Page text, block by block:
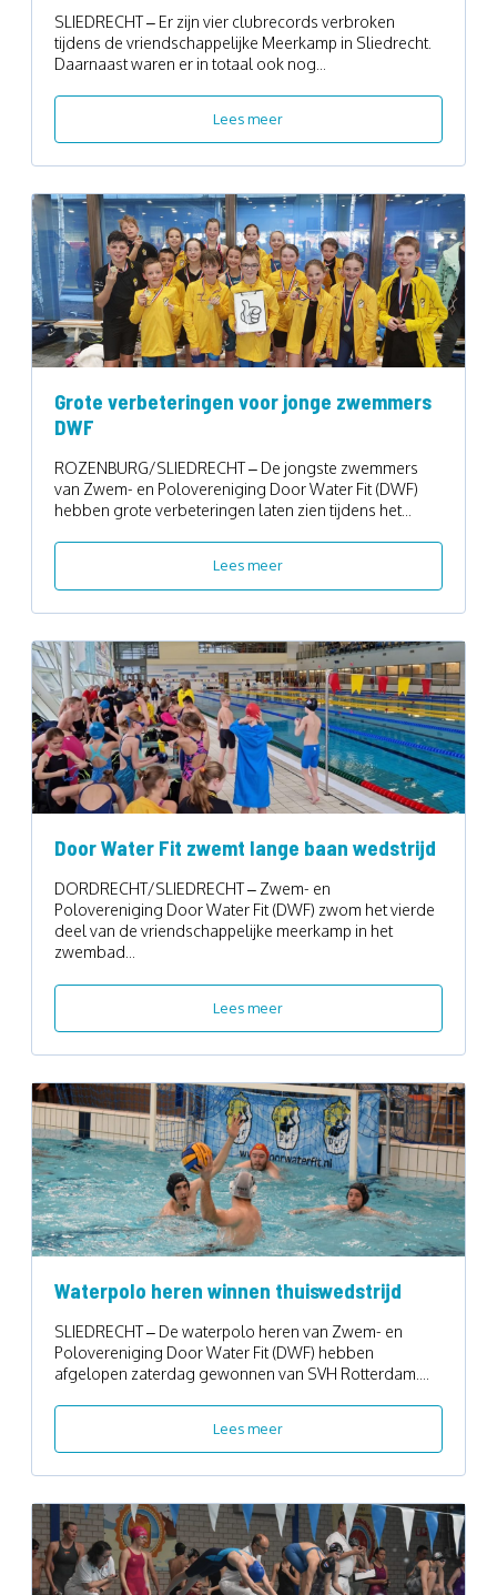
SLIEDRECHT – Er zijn vier clubrecords verbroken
tijdens de vriendschappelijke Meerkamp in Sliedrecht.
Daarnaast waren er in totaal ook nog...
Lees meer
Grote verbeteringen voor jonge zwemmers
DWF
ROZENBURG/SLIEDRECHT – De jongste zwemmers
van Zwem- en Polovereniging Door Water Fit (DWF)
hebben grote verbeteringen laten zien tijdens het...
Lees meer
Door Water Fit zwemt lange baan wedstrijd
DORDRECHT/SLIEDRECHT – Zwem- en
Polovereniging Door Water Fit (DWF) zwom het vierde
deel van de vriendschappelijke meerkamp in het
zwembad...
Lees meer
Waterpolo heren winnen thuiswedstrijd
SLIEDRECHT – De waterpolo heren van Zwem- en
Polovereniging Door Water Fit (DWF) hebben
afgelopen zaterdag gewonnen van SVH Rotterdam....
Lees meer